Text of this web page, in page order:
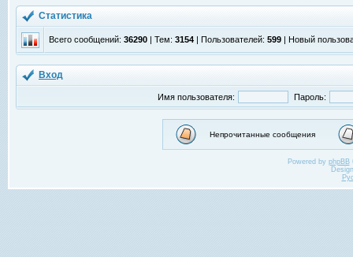
Статистика
Всего сообщений: 36290 | Тем: 3154 | Пользователей: 599 | Новый
Вход
Имя пользователя: Пароль:
Непрочитанные сообщения
Powered by phpBB